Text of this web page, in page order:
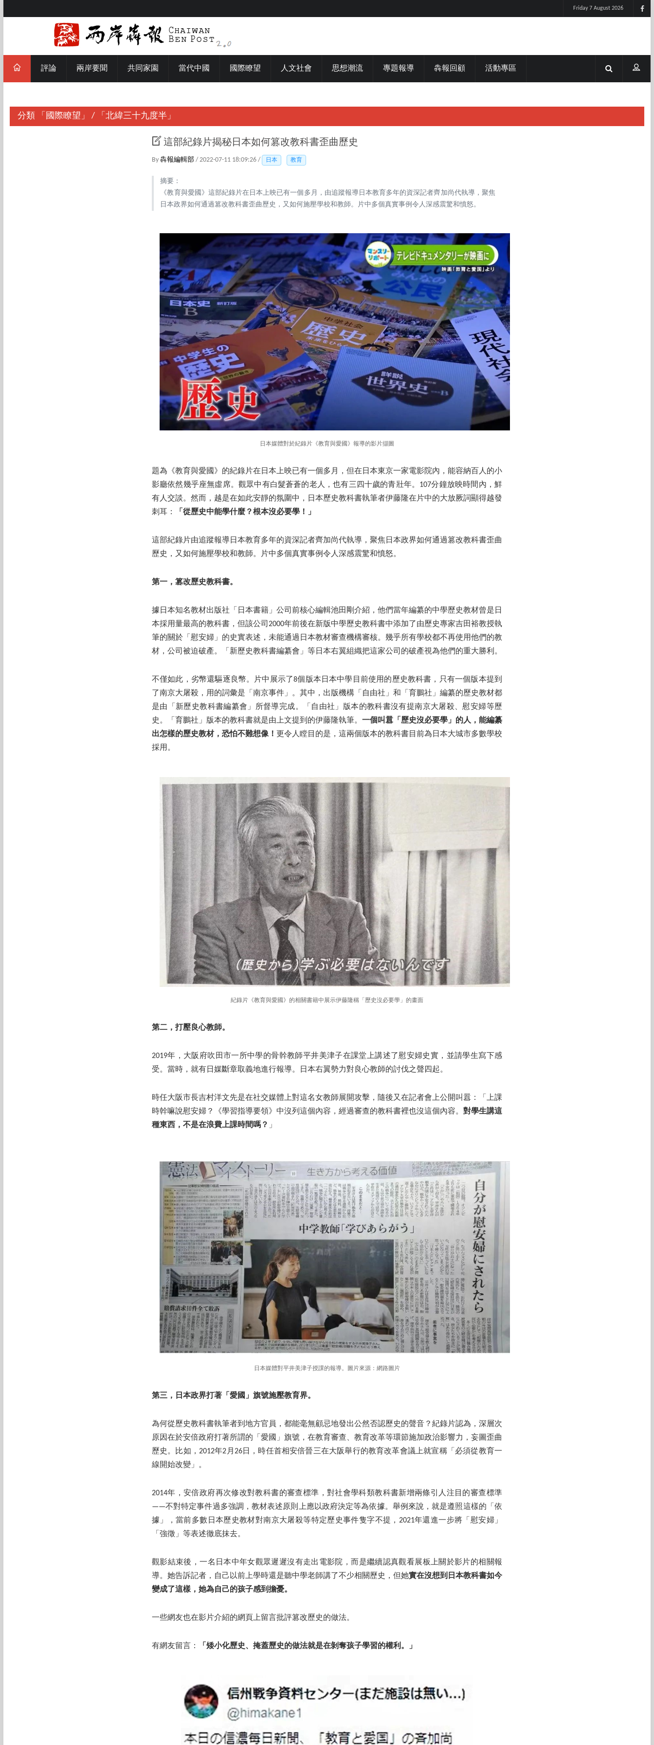
Friday 7 August 2026
評論 兩岸要聞 共同家園 當代中國 國際瞭望 人文社會 思想潮流 專題報導 犇報回顧 活動專區
分類 「國際瞭望」 / 「北緯三十九度半」
這部紀錄片揭秘日本如何篡改教科書歪曲歷史
By 犇報編輯部 / 2022-07-11 18:09:26 / 日本 教育
摘要：
《教育與愛國》這部紀錄片在日本上映已有一個多月，由追蹤報導日本教育多年的資深記者齊加尚代執導，聚焦
日本政界如何通過篡改教科書歪曲歷史，又如何施壓學校和教師。片中多個真實事例令人深感震驚和憤怒。
日本媒體對於紀錄片《教育與愛國》報導的影片擷圖
題為《教育與愛國》的紀錄片在日本上映已有一個多月，但在日本東京一家電影院內，能容納百人的小
影廳依然幾乎座無虛席。觀眾中有白髮蒼蒼的老人，也有三四十歲的青壯年。107分鐘放映時間內，鮮
有人交談。然而，越是在如此安靜的氛圍中，日本歷史教科書執筆者伊藤隆在片中的大放厥詞顯得越發
刺耳：
「從歷史中能學什麼？根本沒必要學！」
這部紀錄片由追蹤報導日本教育多年的資深記者齊加尚代執導，聚焦日本政界如何通過篡改教科書歪曲
歷史，又如何施壓學校和教師。片中多個真實事例令人深感震驚和憤怒。
第一，篡改歷史教科書。
據日本知名教材出版社「日本書籍」公司前核心編輯池田剛介紹，他們當年編纂的中學歷史教材曾是日
本採用量最高的教科書，但該公司2000年前後在新版中學歷史教科書中添加了由歷史專家吉田裕教授執
筆的關於「慰安婦」的史實表述，未能通過日本教材審查機構審核。幾乎所有學校都不再使用他們的教
材，公司被迫破產。「新歷史教科書編纂會」等日本右翼組織把這家公司的破產視為他們的重大勝利。
不僅如此，劣幣還驅逐良幣。片中展示了8個版本日本中學目前使用的歷史教科書，只有一個版本提到
了南京大屠殺，用的詞彙是「南京事件」。其中，出版機構「自由社」和「育鵬社」編纂的歷史教材都
是由「新歷史教科書編纂會」所督導完成。「自由社」版本的教科書沒有提南京大屠殺、慰安婦等歷
史。「育鵬社」版本的教科書就是由上文提到的伊藤隆執筆。 一個叫囂「歷史沒必要學」的人，能編纂
出怎樣的歷史教材，恐怕不難想像！ 更令人瞠目的是，這兩個版本的教科書目前為日本大城市多數學校
採用。
紀錄片《教育與愛國》的相關書籍中展示伊藤隆稱「歷史沒必要學」的畫面
第二，打壓良心教師。
2019年，大阪府吹田市一所中學的骨幹教師平井美津子在課堂上講述了慰安婦史實，並請學生寫下感
受。當時，就有日媒斷章取義地進行報導。日本右翼勢力對良心教師的討伐之聲四起。
時任大阪市長吉村洋文先是在社交媒體上對這名女教師展開攻擊，隨後又在記者會上公開叫囂：「上課
時幹嘛說慰安婦？《學習指導要領》中沒列這個內容，經過審查的教科書裡也沒這個內容。 對學生講這
種東西，不是在浪費上課時間嗎？ 」
日本媒體對平井美津子授課的報導。圖片來源：網路圖片
第三，日本政界打著「愛國」旗號施壓教育界。
為何從歷史教科書執筆者到地方官員，都能毫無顧忌地發出公然否認歷史的聲音？紀錄片認為，深層次
原因在於安倍政府打著所謂的「愛國」旗號，在教育審查、教育改革等環節施加政治影響力，妄圖歪曲
歷史。比如，2012年2月26日，時任首相安倍晉三在大阪舉行的教育改革會議上就宣稱「必須從教育一
線開始改變」。
2014年，安倍政府再次修改對教科書的審查標準，對社會學科類教科書新增兩條引人注目的審查標準
——不對特定事件過多強調，教材表述原則上應以政府決定等為依據。舉例來說，就是遵照這樣的「依
據」，當前多數日本歷史教材對南京大屠殺等特定歷史事件隻字不提，2021年還進一步將「慰安婦」
「強徵」等表述徹底抹去。
觀影結束後，一名日本中年女觀眾遲遲沒有走出電影院，而是繼續認真觀看展板上關於影片的相關報
導。她告訴記者，自己以前上學時還是聽中學老師講了不少相關歷史，但她實在沒想到日本教科書如今
變成了這樣，她為自己的孩子感到擔憂。
一些網友也在影片介紹的網頁上留言批評篡改歷史的做法。
有網友留言： 「矮小化歷史、掩蓋歷史的做法就是在剝奪孩子學習的權利。」